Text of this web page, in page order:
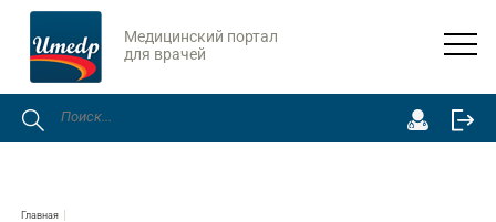
Медицинский портал
для врачей
Главная